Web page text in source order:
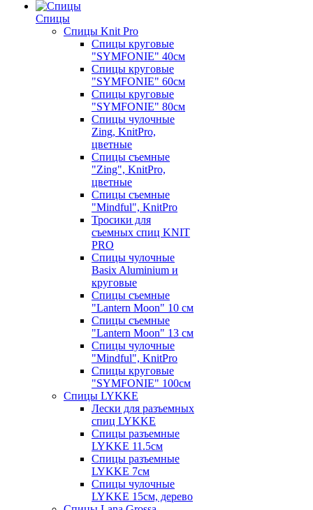
Спицы
Спицы Knit Pro
Спицы круговые
"SYMFONIE" 40см
Спицы круговые
"SYMFONIE" 60см
Спицы круговые
"SYMFONIE" 80см
Спицы чулочные
Zing, KnitPro,
цветные
Спицы съемные
"Zing", KnitPro,
цветные
Спицы съемные
"Mindful", KnitPro
Тросики для
съемных спиц KNIT
PRO
Спицы чулочные
Basix Aluminium и
круговые
Спицы съемные
"Lantern Moon" 10 см
Спицы съемные
"Lantern Moon" 13 см
Спицы чулочные
"Mindful", KnitPro
Спицы круговые
"SYMFONIE" 100см
Спицы LYKKE
Лески для разъемных
спиц LYKKE
Спицы разъемные
LYKKE 11.5см
Спицы разъемные
LYKKE 7см
Спицы чулочные
LYKKE 15см, дерево